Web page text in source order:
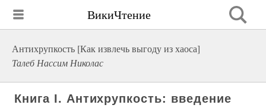
ВикиЧтение
Антихрупкость [Как извлечь выгоду из хаоса]
Талеб Нассим Николас
Книга I. Антихрупкость: введение